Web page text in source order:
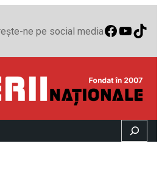
ne pe social media
Search